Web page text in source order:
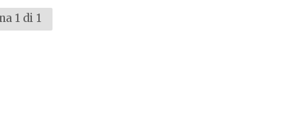
1 di 1